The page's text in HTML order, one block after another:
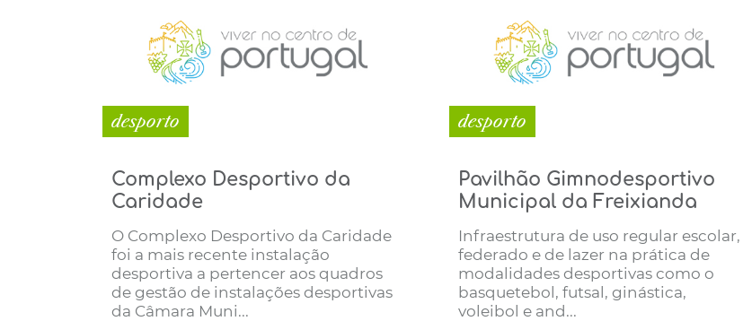
desporto
Complexo Desportivo da
Caridade
O Complexo Desportivo da Caridade
foi a mais recente instalação
desportiva a pertencer aos quadros
de gestão de instalações desportivas
da Câmara Muni...
desporto
Pavilhão Gimnodesportivo
Municipal da Freixianda
Infraestrutura de uso regular escolar,
federado e de lazer na prática de
modalidades desportivas como o
basquetebol, futsal, ginástica,
voleibol e and...